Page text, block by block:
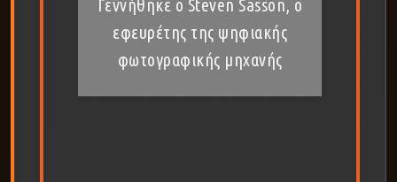
Γεννήθηκε ο Steven Sasson, ο
εφευρέτης της ψηφιακής
φωτογραφικής μηχανής